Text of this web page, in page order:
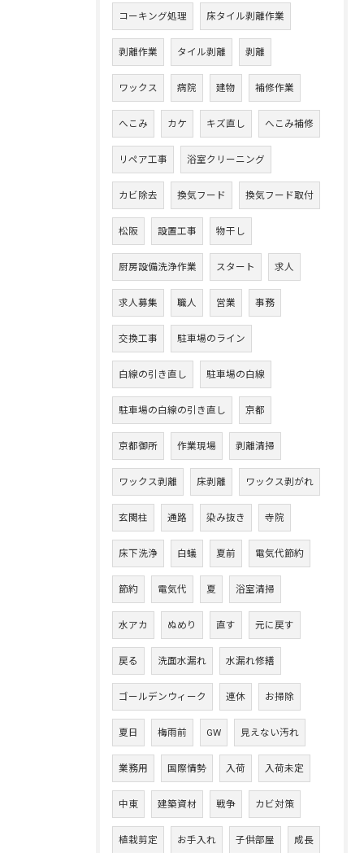
コーキング処理 床タイル剥離作業
剥離作業 タイル剥離 剥離
ワックス 病院 建物 補修作業
へこみ カケ キズ直し へこみ補修
リペア工事 浴室クリーニング
カビ除去 換気フード 換気フード取付
松阪 設置工事 物干し
厨房設備洗浄作業 スタート 求人
求人募集 職人 営業 事務
交換工事 駐車場のライン
白線の引き直し 駐車場の白線
駐車場の白線の引き直し 京都
京都御所 作業現場 剥離清掃
ワックス剥離 床剥離 ワックス剥がれ
玄関柱 通路 染み抜き 寺院
床下洗浄 白蟻 夏前 電気代節約
節約 電気代 夏 浴室清掃
水アカ ぬめり 直す 元に戻す
戻る 洗面水漏れ 水漏れ修繕
ゴールデンウィーク 連休 お掃除
夏日 梅雨前 GW 見えない汚れ
業務用 国際情勢 入荷 入荷未定
中東 建築資材 戦争 カビ対策
植栽剪定 お手入れ 子供部屋 成長